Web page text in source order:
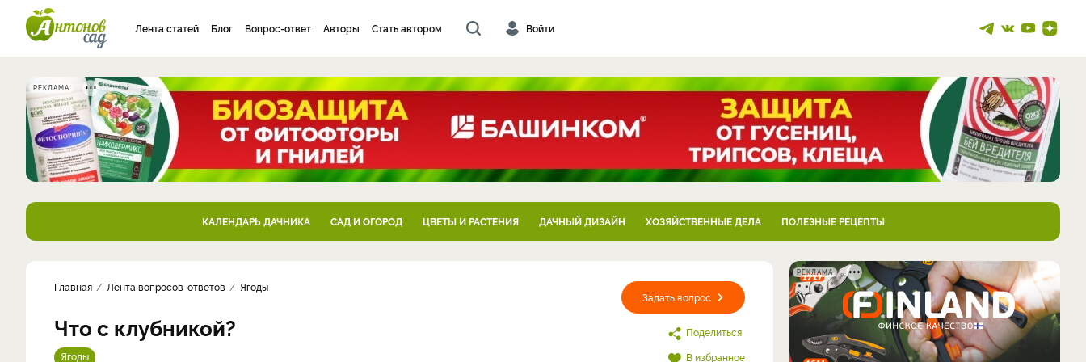
Лента статей Блог Вопрос-ответ Авторы Стать автором Войти
РЕКЛАМА
КАЛЕНДАРЬ ДАЧНИКА САД И ОГОРОД ЦВЕТЫ И РАСТЕНИЯ ДАЧНЫЙ ДИЗАЙН ХОЗЯЙСТВЕННЫЕ ДЕЛА ПОЛЕЗНЫЕ РЕЦЕПТЫ
Задать вопрос
Поделиться
В избранное
Главная Лента вопросов-ответов Ягоды
Что с клубникой?
Ягоды
РЕКЛАМА